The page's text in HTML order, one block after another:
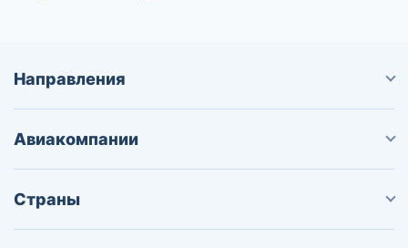
Направления
Авиакомпании
Страны